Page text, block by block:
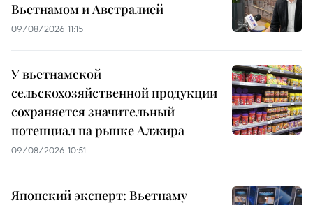
Вьетнамом и Австралией
09/08/2026 11:15
У вьетнамской
сельскохозяйственной продукции
сохраняется значительный
потенциал на рынке Алжира
09/08/2026 10:51
Японский эксперт: Вьетнаму